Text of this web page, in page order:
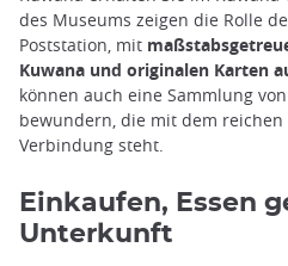
des Museums zeigen die Rolle
Poststation, mit
Kuwana und originalen Karten
können auch eine Sammlung von
bewundern, die mit dem reichen
Verbindung steht.
Einkaufen, Essen
Unterkunft